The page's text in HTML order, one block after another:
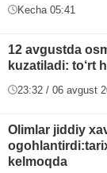
Kecha 05:41
12 avgustda
kuzatiladi: to‘rt
23:32 / 06 avgust
Olimlar jiddiy
kelmoqda